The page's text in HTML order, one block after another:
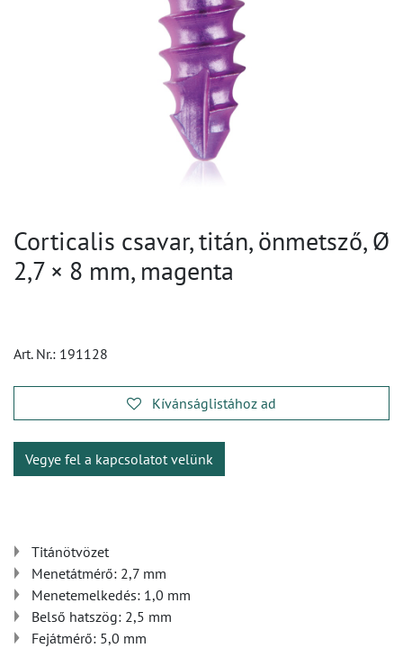
Corticalis csavar, titán, önmetsző, Ø
2,7 × 8 mm, magenta
Art. Nr.: 191128
Kívánságlistához ad
Vegye fel a kapcsolatot velünk
Titánötvözet
Menetátmérő: 2,7 mm
Menetemelkedés: 1,0 mm
Belső hatszög: 2,5 mm
Fejátmérő: 5,0 mm